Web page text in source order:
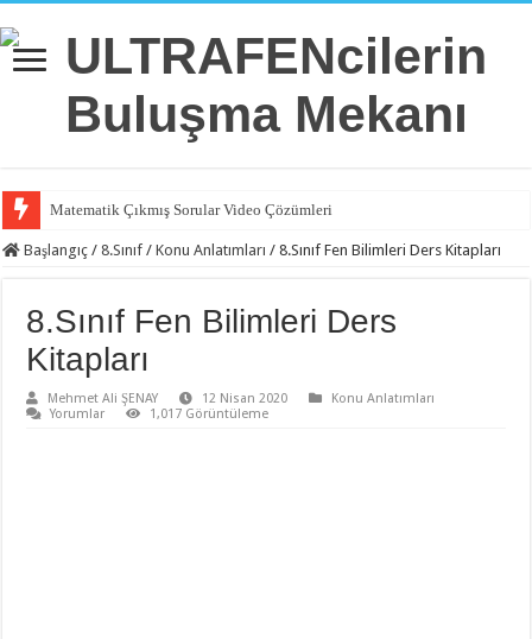
Matematik Çıkmış Sorular Video Çözümleri
Başlangıç / 8.Sınıf / Konu Anlatımları / 8.Sınıf Fen Bilimleri Ders Kitapları
8.Sınıf Fen Bilimleri Ders
Kitapları
Mehmet Ali ŞENAY 12 Nisan 2020
Konu Anlatımları
Yorumlar
1,017 Görüntüleme